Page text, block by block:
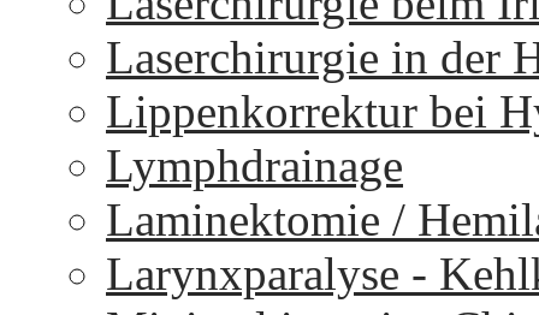
Laserchirurgie in der
Lippenkorrektur bei
Lymphdrainage
Laminektomie /
Larynxparalyse -